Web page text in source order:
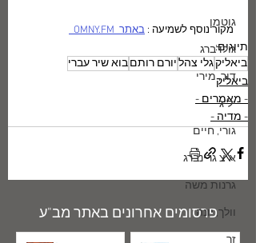
גוטמן
גולדברג
דור, מירי
יל"ג
גורי, חיים
א"צ גרינברג
גרנות משה
וולך, יונה
זך
מקור נוסף לשמיעה : באתר  OMNY.FM
תיוגים:
ביאליקגלי צהליורם רותםבוא שיר עברי
ביאליק
- מאמרים -
- מדיה -
פרסומים אחרונים באתר מב"ע